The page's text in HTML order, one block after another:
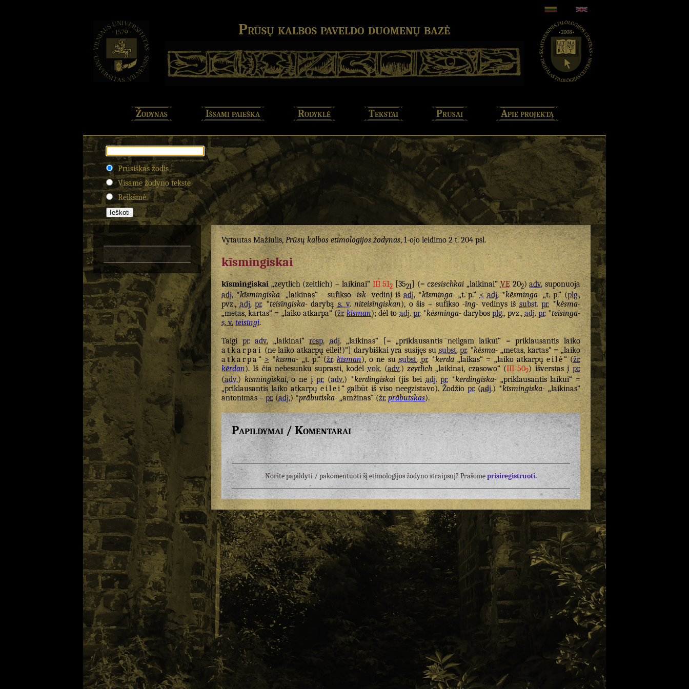
Prūsų kalbos paveldo duomenų bazė
Žodynas Išsami paieška Rodyklė Tekstai Prūsai Apie projektą
Prūsiškas žodis
Visame žodyno tekste
Reikšmė
Vytautas Mažiulis,Prūsų kalbos etimologijos žodynas, 1-ojo leidimo 2 t. 204 psl.
kīsmingiskai
kīsmingiskai„zeytlich (zeitlich) – laikinai“III 512[3521] (=czesischkai„laikinai“VE202)adv.suponuoja
adj.*kīsmingiska-„laikinas“ – sufikso -isk-vedinį išadj.*kīsminga-„t. p.“< adj.*kēsminga-„t. p.“ (plg.,
pvz.,adj. pr.*teisīngiska-darybąs. v. niteisīngiskan), o šis – sufikso-īng-vedinys išsubst. pr.*kēsma-
„metas, kartas“ = „laiko atkarpa“ (žr. kīsman); dėl toadj. pr.*kēsminga-darybosplg., pvz., adj. pr.*teisīnga-
s. v. teisīngi.
Taigipr. adv.„laikinai“resp. adj.„laikinas“ [= „priklausantis neilgam laikui“ = priklausantis laiko
atkarpai (ne laiko atkarpų eilei!)“] darybiškai yra susijęs susubst. pr.*kēsma-„metas, kartas“ = „laiko
atkarpa“>*kīsma-„t. p.“ (žr. kīsman), o ne susubst. pr.*kerdā „laikas“ = „laiko atkarpųeilė“ (žr.
kērdan). Iš čia nebesunku suprasti, kodėlvok.(adv.)zeytlich„laikinai, czasowo“ (III 502) išverstas įpr.
(adv.) kīsmingiskai, o ne įpr.(adv.) *kērdingiskai(jis beiadj. pr. *kērdingiska-„priklausantis laikui“ =
„priklausantis laiko atkarpų eilei“ galbūt iš viso neegzistavo). Žodžio pr.(adj.) *kīsmingiska-„laikinas“
antonimas –pr.(adj.) *prābutiska-„amžinas“ (žr. prābutskas).
Papildymai / Komentarai
Norite papildyti / pakomentuoti šį etimologijos žodyno straipsnį? Prašomeprisiregistruoti.